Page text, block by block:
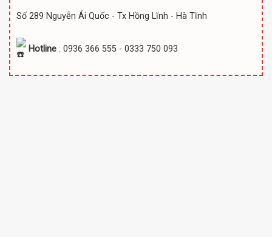
Số 289 Nguyễn Ái Quốc - Tx Hồng Lĩnh - Hà Tĩnh
Hotline : 0936 366 555 - 0333 750 093